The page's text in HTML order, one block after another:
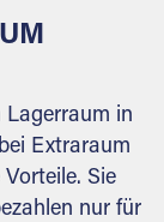
Lagerraum in
Extraraum
Sie
nur für